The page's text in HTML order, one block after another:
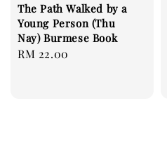
The Path Walked by a
Young Person (Thu
Nay) Burmese Book
Regular
RM 22.00